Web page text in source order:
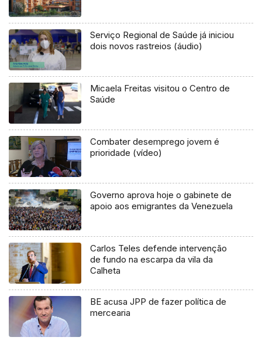
Serviço Regional de Saúde já iniciou
dois novos rastreios (áudio)
Micaela Freitas visitou o Centro de
Saúde
Combater desemprego jovem é
prioridade (vídeo)
Governo aprova hoje o gabinete de
apoio aos emigrantes da Venezuela
Carlos Teles defende intervenção
de fundo na escarpa da vila da
Calheta
BE acusa JPP de fazer política de
mercearia